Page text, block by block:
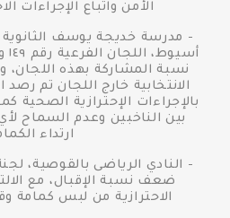
الأمن واتباع الإجراءات
- مدرسة خديجة يوسف الثانوية
نسبة المشاركة بهذه اللجان،
الانتخابية خارج اللجان تم رصد
بالإجراءات الإحترازية الصحية
بين الناخبين وعدم السماح
ارتداء
ضعف نسبة الإقبال، مع
الاحترازية من لبس كمامة